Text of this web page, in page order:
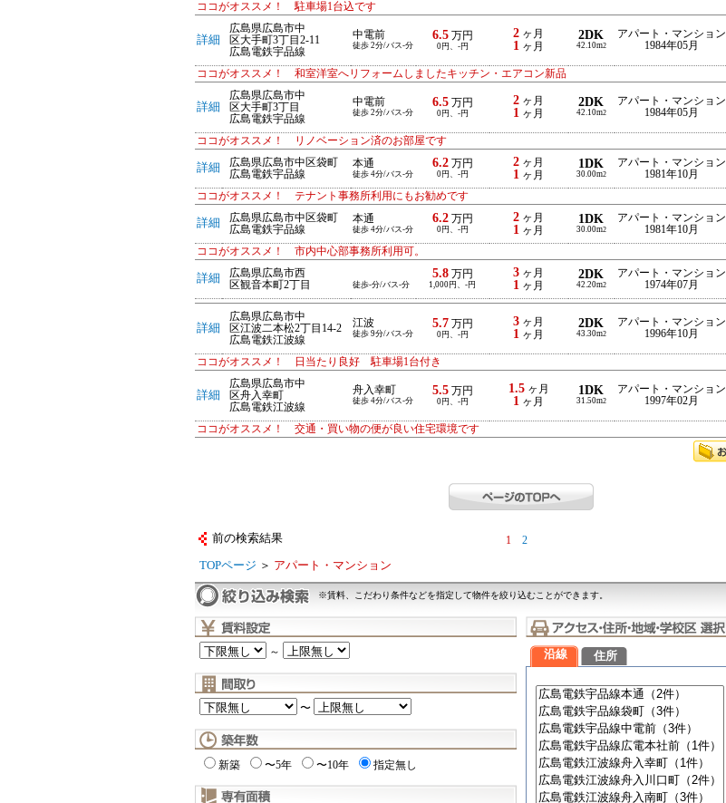
ココがオススメ！ 駐車場1台込です
詳細
広島県広島市中
区大手町3丁目2-11
広島電鉄宇品線
中電前
徒歩 2分/バス-分
6.5万円
0円、-円
2 ヶ月
1 ヶ月
2DK
42.10m2
アパート・マンション
1984年05月
ココがオススメ！ 和室洋室へリフォームしましたキッチン・エアコン新品
詳細
広島県広島市中
区大手町3丁目
広島電鉄宇品線
中電前
徒歩 2分/バス-分
6.5万円
0円、-円
2 ヶ月
1 ヶ月
2DK
42.10m2
アパート・マンション
1984年05月
ココがオススメ！ リノベーション済のお部屋です
詳細
広島県広島市中区袋町
広島電鉄宇品線
本通
徒歩 4分/バス-分
6.2万円
0円、-円
2 ヶ月
1 ヶ月
1DK
30.00m2
アパート・マンション
1981年10月
ココがオススメ！ テナント事務所利用にもお勧めです
詳細
広島県広島市中区袋町
広島電鉄宇品線
本通
徒歩 4分/バス-分
6.2万円
0円、-円
2 ヶ月
1 ヶ月
1DK
30.00m2
アパート・マンション
1981年10月
ココがオススメ！ 市内中心部事務所利用可。
詳細
広島県広島市西
区観音本町2丁目
徒歩-分/バス-分
5.8万円
1,000円、-円
3 ヶ月
1 ヶ月
2DK
42.20m2
アパート・マンション
1974年07月
詳細
広島県広島市中
区江波二本松2丁目14-2
広島電鉄江波線
江波
徒歩 9分/バス-分
5.7万円
0円、-円
3 ヶ月
1 ヶ月
2DK
43.30m2
アパート・マンション
1996年10月
ココがオススメ！ 日当たり良好 駐車場1台付き
詳細
広島県広島市中
区舟入幸町
広島電鉄江波線
舟入幸町
徒歩 4分/バス-分
5.5万円
0円、-円
1.5ヶ月
1 ヶ月
1DK
31.50m2
アパート・マンション
1997年02月
ココがオススメ！ 交通・買い物の便が良い住宅環境です
前の検索結果 1 2
TOPページ ＞ アパート・マンション
※賃料、こだわり条件などを指定して物件を絞り込むことができます。
～
〜
新築 〜5年 〜10年 指定無し
沿線 住所